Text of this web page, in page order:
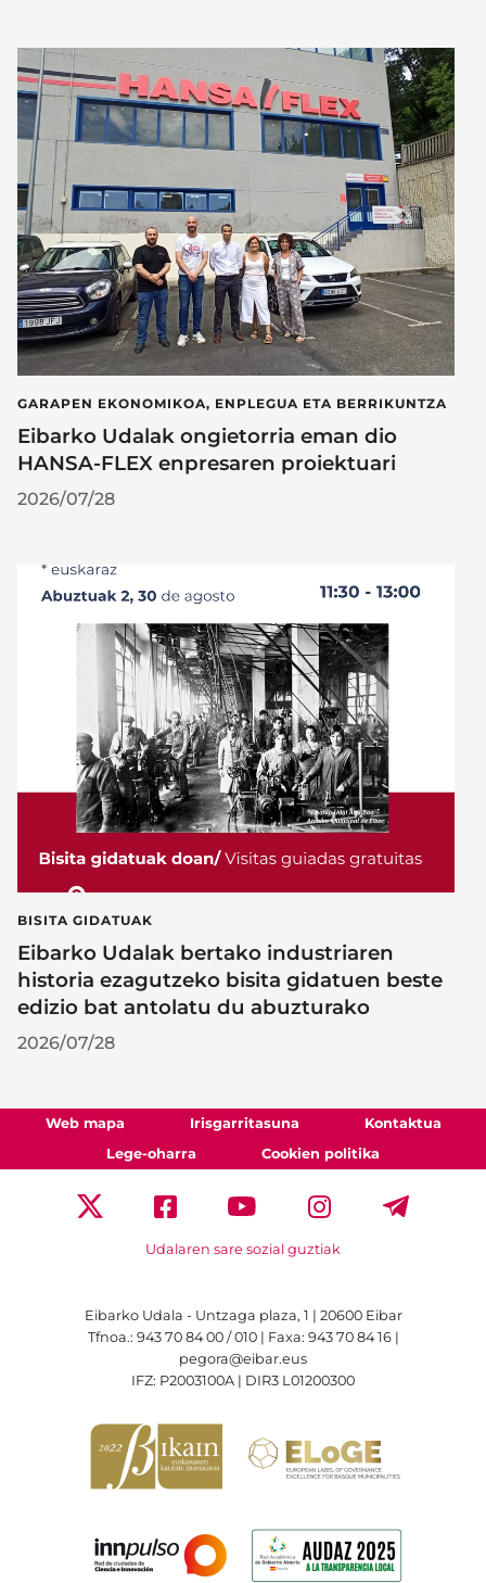
GARAPEN EKONOMIKOA, ENPLEGUA ETA BERRIKUNTZA
Eibarko Udalak ongietorria eman dio
HANSA-FLEX enpresaren proiektuari
2026/07/28
BISITA GIDATUAK
Eibarko Udalak bertako industriaren
historia ezagutzeko bisita gidatuen beste
edizio bat antolatu du abuzturako
2026/07/28
Web mapa Irisgarritasuna
Kontaktua
Lege-oharra
Cookien politika
Udalaren sare sozial guztiak
Eibarko Udala - Untzaga plaza, 1 | 20600 Eibar
Tfnoa.: 943 70 84 00 / 010 | Faxa: 943 70 84 16 |
pegora@eibar.eus
IFZ: P2003100A | DIR3 L01200300